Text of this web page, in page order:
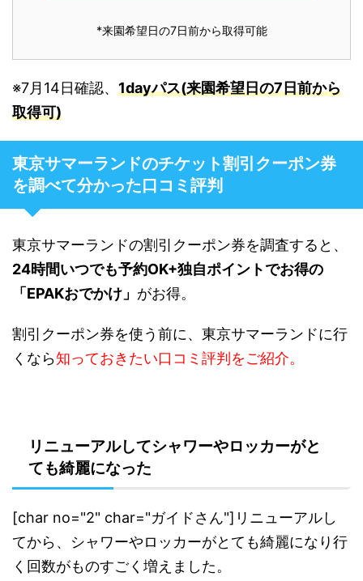
*来園希望日の7日前から取得可能
※7月14日確認、 1dayパス(来園希望日の7日前から
取得可)
東京サマーランドのチケット割引クーポン券
を調べて分かった口コミ評判
東京サマーランドの割引クーポン券を調査すると、
24時間いつでも予約OK+独自ポイントでお得の
「EPAKおでかけ」 がお得。
割引クーポン券を使う前に、東京サマーランドに行
くなら知っておきたい口コミ評判をご紹介。
リニューアルしてシャワーやロッカーがと
ても綺麗になった
[char no="2" char="ガイドさん"]リニューアルし
てから、シャワーやロッカーがとても綺麗になり行
く回数がものすごく増えました。